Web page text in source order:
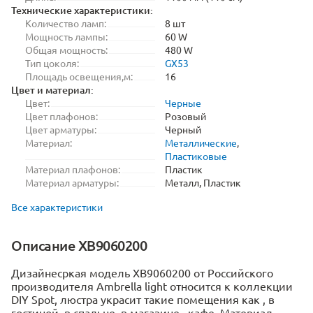
Технические характеристики:
Количество ламп:
8 шт
Мощность лампы:
60 W
Общая мощность:
480 W
Тип цоколя:
GX53
Площадь освещения,м:
16
Цвет и материал:
Цвет:
Черные
Цвет плафонов:
Розовый
Цвет арматуры:
Черный
Материал:
Металлические,
Пластиковые
Материал плафонов:
Пластик
Материал арматуры:
Металл, Пластик
Все характеристики
Описание XB9060200
Дизайнесркая модель XB9060200 от Российского
производителя Ambrella light относится к коллекции
DIY Spot, люстра украсит такие помещения как , в